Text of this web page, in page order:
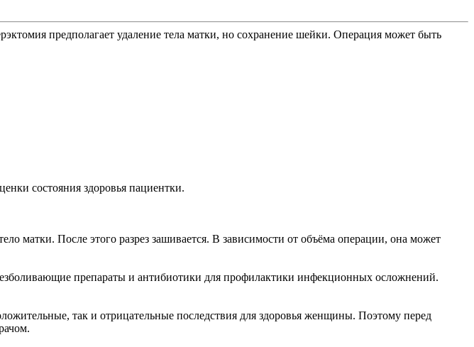
предполагает удаление тела матки, но сохранение шейки. Операция может быть
состояния здоровья пациентки.
матки. После этого разрез зашивается. В зависимости от объёма операции, она может
препараты и антибиотики для профилактики инфекционных осложнений.
так и отрицательные последствия для здоровья женщины. Поэтому перед